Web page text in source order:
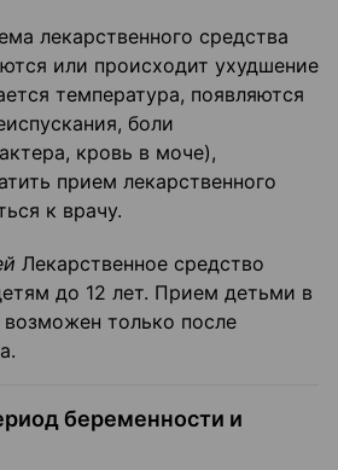
лекарственного средства
или происходит ухудшение
температура, появляются
боли
кровь в моче),
прием лекарственного
к врачу.
Лекарственное средство
до 12 лет. Прием детьми в
возможен только после
беременности и